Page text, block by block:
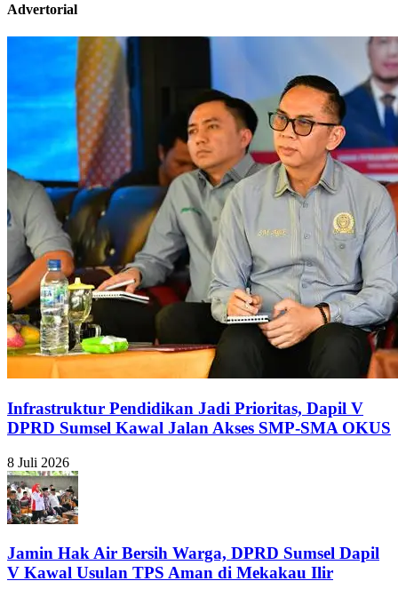
Advertorial
Infrastruktur Pendidikan Jadi Prioritas, Dapil V
DPRD Sumsel Kawal Jalan Akses SMP-SMA OKUS
8 Juli 2026
Jamin Hak Air Bersih Warga, DPRD Sumsel Dapil
V Kawal Usulan TPS Aman di Mekakau Ilir